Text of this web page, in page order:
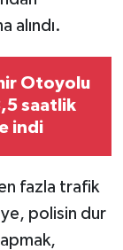
alındı.
Otoyolu
saatlik
indi
fazla trafik
polisin dur